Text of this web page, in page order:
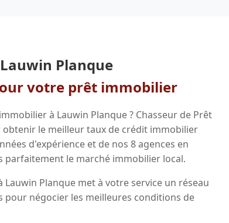
Planque
votre prêt immobilier
à Lauwin Planque ? Chasseur de Prêt
le meilleur taux de crédit immobilier
d'expérience et de nos 8 agences en
parfaitement le marché immobilier local.
Planque met à votre service un réseau
pour négocier les meilleures conditions de